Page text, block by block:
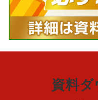
資料ダ